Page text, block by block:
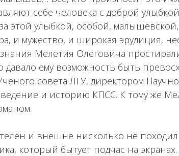
себе человека с доброй
этой улыбкой, особой,
и мужество, и широкая эрудиция,
Мелетия Олеговича
ему возможность быть
совета ЛГУ, директором
и историю КПСС. К тому же
и внешне нисколько не походил
который бытует подчас на экранах.